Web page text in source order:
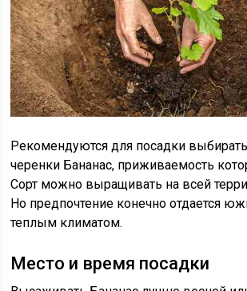
Рекомендуются для посадки
черенки Бананас, приживаемость
Сорт можно выращивать на всей
Но предпочтение конечно отдается
теплым климатом.
Место и время посадки